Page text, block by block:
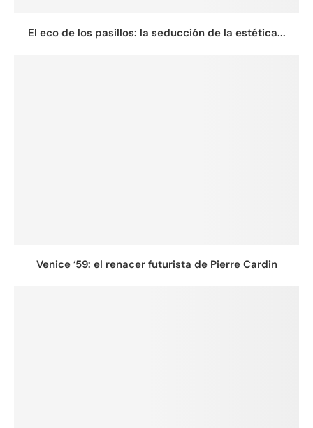
El eco de los pasillos: la seducción de la estética...
Venice ‘59: el renacer futurista de Pierre Cardin